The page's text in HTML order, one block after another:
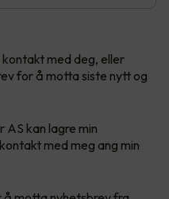
med deg, eller
for å motta siste nytt og
kan lagre min
med meg ang min